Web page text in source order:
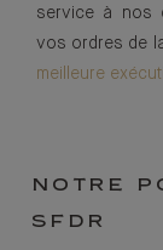
service à nos
vos ordres de
meilleure
NOTRE
SFDR